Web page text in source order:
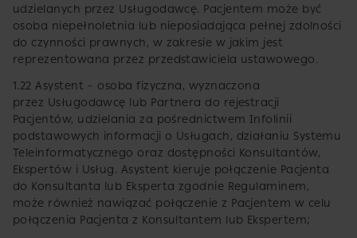
udzielanych przez Usługodawcę. Pacjentem może być
osoba niepełnoletnia lub nieposiadająca pełnej zdolności
do czynności prawnych, w zakresie w jakim jest
reprezentowana przez przedstawiciela ustawowego.
1.22 Asystent – osoba fizyczna, wyznaczona
przez Usługodawcę lub Partnera do rejestracji
Pacjentów, udzielania za pośrednictwem Infolinii
podstawowych informacji o Usługach, działaniu Systemu
Teleinformatycznego oraz dostępności Konsultantów,
Ekspertów i Usług. Asystent kieruje połączenie Pacjenta
do Konsultanta lub Eksperta zgodnie Regulaminem,
może również nawiązać połączenie z Pacjentem w celu
połączenia Pacjenta z Konsultantem lub Ekspertem;